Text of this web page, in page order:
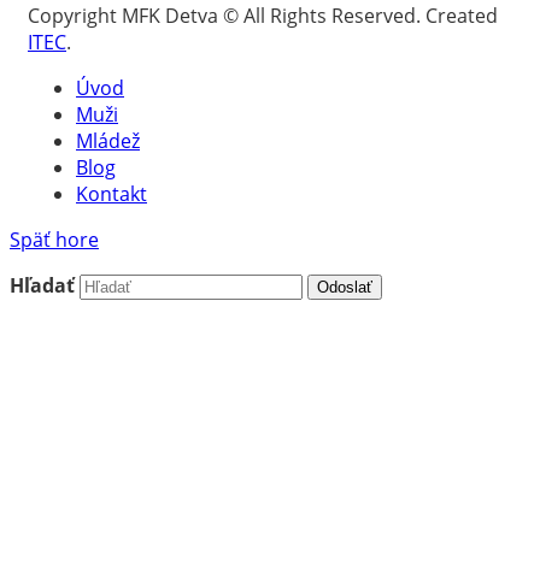
Copyright MFK Detva © All Rights Reserved. Created
ITEC.
Úvod
Muži
Mládež
Blog
Kontakt
Späť hore
Hľadať
Odoslať